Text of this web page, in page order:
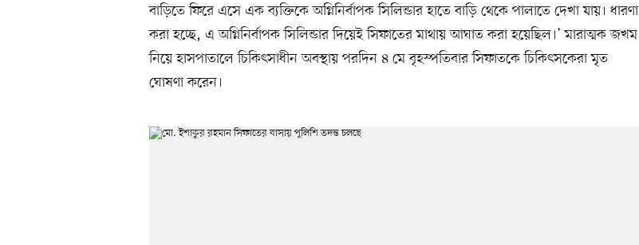
বাড়িতে ফিরে এসে এক ব্যক্তিকে অগ্নিনির্বাপক সিলিন্ডার হাতে বাড়ি থেকে পালাতে দেখা যায়। ধারণা
করা হচ্ছে, এ অগ্নিনির্বাপক সিলিন্ডার দিয়েই সিফাতের মাথায় আঘাত করা হয়েছিল।’ মারাত্মক জখম
নিয়ে হাসপাতালে চিকিৎসাধীন অবস্থায় পরদিন ৪ মে বৃহস্পতিবার সিফাতকে চিকিৎসকেরা মৃত
ঘোষণা করেন।